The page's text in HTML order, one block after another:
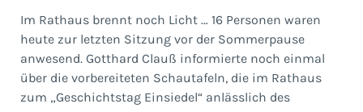
Im Rathaus brennt noch Licht … 16 Personen waren
heute zur letzten Sitzung vor der Sommerpause
anwesend. Gotthard Clauß informierte noch einmal
über die vorbereiteten Schautafeln, die im Rathaus
zum „Geschichtstag Einsiedel“ anlässlich des